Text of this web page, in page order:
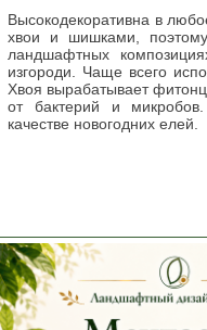
Высокодекоративна в
хвои и шишками,
ландшафтных
изгороди. Чаще всего
Хвоя вырабатывает
от бактерий и
качестве новогодних елей.